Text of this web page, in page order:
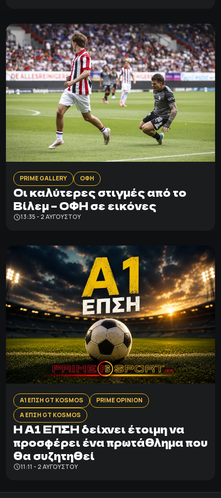
PRIME GALLERY ΟΦΗ
Οι καλύτερες στιγμές από το
Βίλεμ – ΟΦΗ σε εικόνες
13:35 - 2 ΑΥΓΟΎΣΤΟΥ
Α1 ΕΠΣΗ GT KOSMOS
PRIME OPINION
Α ΕΠΣΗ GT KOSMOS
Η Α1 ΕΠΣΗ δείχνει έτοιμη να
προσφέρει ένα πρωτάθλημα που
θα συζητηθεί
11:11 - 2 ΑΥΓΟΎΣΤΟΥ